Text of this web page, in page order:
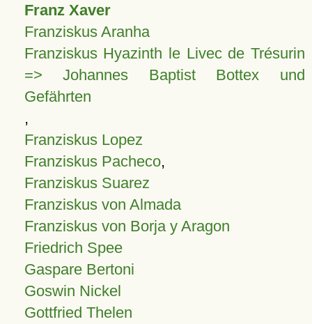
Franz Xaver
Franziskus Aranha
Franziskus Hyazinth le Livec de Trésurin
=> Johannes Baptist Bottex und
Gefährten
,
Franziskus Lopez
Franziskus Pacheco,
Franziskus Suarez
Franziskus von Almada
Franziskus von Borja y Aragon
Friedrich Spee
Gaspare Bertoni
Goswin Nickel
Gottfried Thelen